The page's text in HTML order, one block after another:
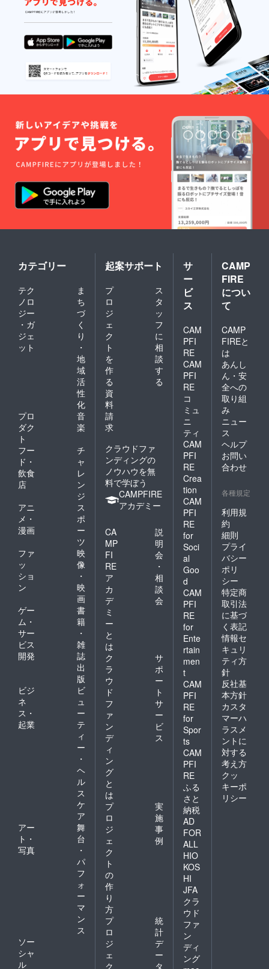
カテゴリー
テク
ノロ
ジー
・ガ
ジェ
ット
ま
ち
づ
く
り
・
地
域
活
性
化
プロ
ダク
ト
音
楽
フー
ド・
飲食
店
チ
ャ
レ
ン
ジ
アニ
メ・
漫画
ス
ポ
ー
ツ
ファ
ッ
ショ
ン
映
像
・
映
画
ゲー
ム・
サー
ビス
開発
書
籍
・
雑
誌
出
版
ビジ
ネ
ス・
起業
ビ
ュ
ー
テ
ィ
ー
・
ヘ
ル
ス
ケ
ア
アー
ト・
写真
舞
台
・
パ
フ
ォ
ー
マ
ン
ス
ソー
シャ
ル
起案サポート
プ
ロ
ジ
ェ
ク
ト
を
作
る
ス
タ
ッ
フ
に
相
談
す
る
資
料
請
求
クラウドファ
ンディングの
ノウハウを無
料で学ぼう
CAMPFIRE
アカデミー
CA
MP
FI
RE
ア
カ
デ
ミ
ー
と
は
説
明
会
・
相
談
会
ク
ラ
ウ
ド
フ
ァ
ン
デ
ィ
ン
グ
と
は
サ
ポ
ー
ト
サ
ー
ビ
ス
プ
ロ
ジ
ェ
ク
ト
の
作
り
方
実
施
事
例
プ
ロ
ジ
ェ
ク
統
計
デ
ー
タ
サ
ー
ビ
ス
CAM
PFI
RE
CAM
PFI
RE
コ
ミュ
ニ
ティ
CAM
PFI
RE
Crea
tion
CAM
PFI
RE
for
Soci
al
Goo
d
CAM
PFI
RE
for
Ente
rtain
men
t
CAM
PFI
RE
for
Spor
ts
CAM
PFI
RE
ふる
さと
納税
AD
FOR
ALL
HIO
KOS
HI
JFA
クラ
ウド
ファ
ン
ディ
ング
CAMP
FIRE
につい
て
CAMP
FIREと
は
あんし
ん・安
全への
取り組
み
ニュー
ス
ヘルプ
お問い
合わせ
各種規定
利用規
約
細則
プライ
バシー
ポリ
シー
特定商
取引法
に基づ
く表記
情報セ
キュリ
ティ方
針
反社基
本方針
カスタ
マーハ
ラスメ
ントに
対する
考え方
クッ
キーポ
リシー